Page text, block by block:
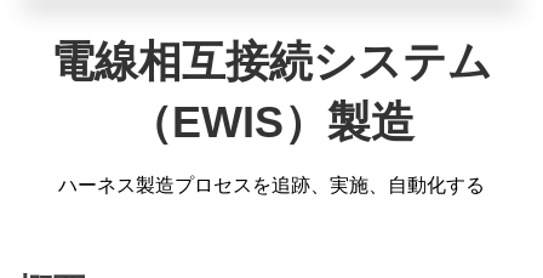
電線相互接続システム
（EWIS）製造
ハーネス製造プロセスを追跡、実施、自動化する